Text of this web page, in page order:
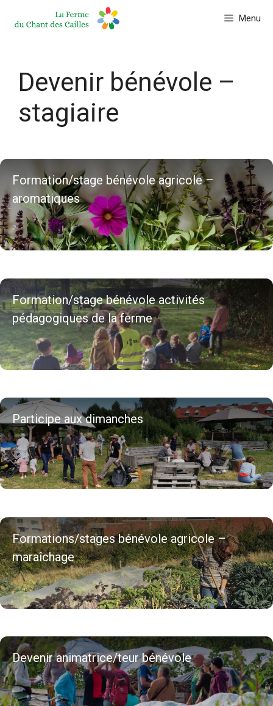
Menu
Devenir bénévole –
stagiaire
Formation/stage bénévole agricole –
aromatiques
Formation/stage bénévole activités
pédagogiques de la ferme
Participe aux dimanches
Formations/stages bénévole agricole –
maraîchage
Devenir animatrice/teur bénévole